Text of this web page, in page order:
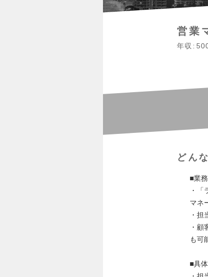
営業
年収
どん
■業
・
マネ
・
・
も可
■具